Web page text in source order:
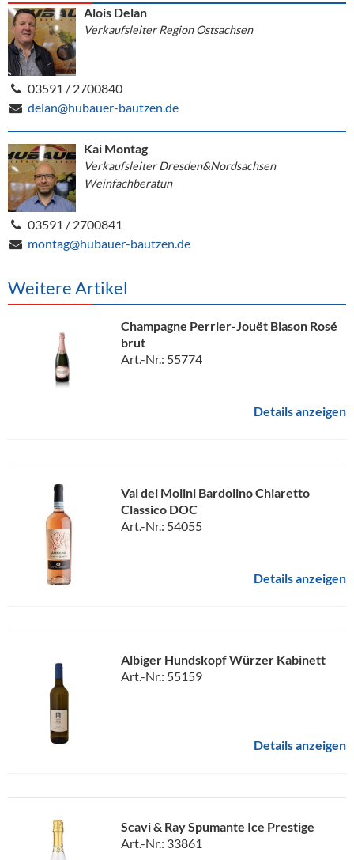
Alois Delan
Verkaufsleiter Region Ostsachsen
03591 / 2700840
delan@hubauer-bautzen.de
Kai Montag
Verkaufsleiter Dresden&Nordsachsen
Weinfachberatun
03591 / 2700841
montag@hubauer-bautzen.de
Weitere Artikel
Champagne Perrier-Jouët Blason Rosé
brut
Art.-Nr.: 55774
Details anzeigen
Val dei Molini Bardolino Chiaretto
Classico DOC
Art.-Nr.: 54055
Details anzeigen
Albiger Hundskopf Würzer Kabinett
Art.-Nr.: 55159
Details anzeigen
Scavi & Ray Spumante Ice Prestige
Art.-Nr.: 33861